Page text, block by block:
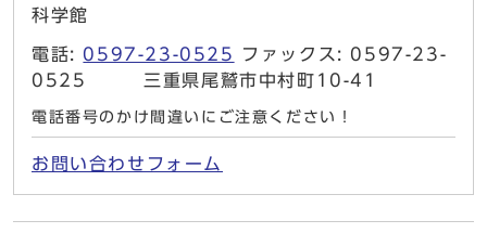
科学館
電話: 0597-23-0525
ファックス: 0597-23-
0525 三重県尾鷲市中村町10-41
電話番号のかけ間違いにご注意ください！
お問い合わせフォーム